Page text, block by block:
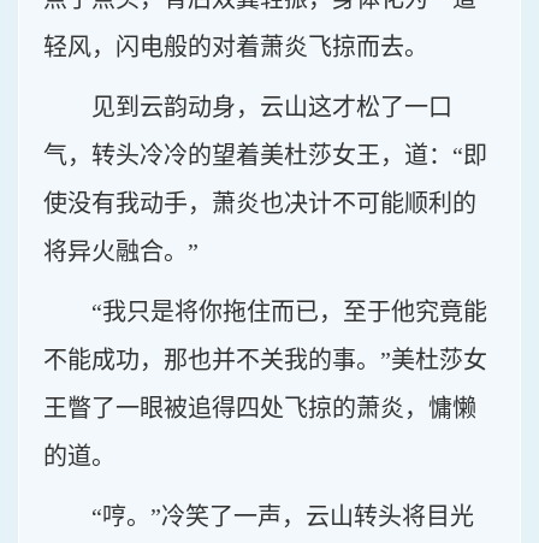
轻风，闪电般的对着萧炎飞掠而去。
见到云韵动身，云山这才松了一口
气，转头冷冷的望着美杜莎女王，道：“即
使没有我动手，萧炎也决计不可能顺利的
将异火融合。”
“我只是将你拖住而已，至于他究竟能
不能成功，那也并不关我的事。”美杜莎女
王瞥了一眼被追得四处飞掠的萧炎，慵懒
的道。
“哼。”冷笑了一声，云山转头将目光